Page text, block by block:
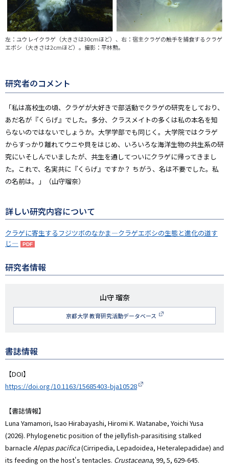
左：ユウレイクラゲ（大きさは30cmほど）、右：宿主クラゲの触手を捕食するクラゲ
エボシ（大きさは2cmほど）。撮影：平林勲。
研究者のコメント
「私は高校生の頃、クラゲが大好きで部活動でクラゲの研究をしており、
あだ名が『くらげ』でした。多分、クラスメイトの多くは私の本名を知
らないのではないでしょうか。大学学部でも同じく。大学院ではクラゲ
からすっかり離れてウニや貝をはじめ、いろいろな海洋生物の共生系の研
究にいそしんでいましたが、共生を通してついにクラゲに帰ってきまし
た。これで、名実共に『くらげ』ですか？ ちがう、名は不要でした。私
の名前は――。」（山守瑠奈）
詳しい研究内容について
クラゲに寄生するフジツボのなかま―クラゲエボシの生態と進化の道す
じ―
研究者情報
研
究
者
山守 瑠奈
京都大学 教育研究活動データベース
書誌情報
【DOI】
https://doi.org/10.1163/15685403-bja10528
【書誌情報】
Luna Yamamori, Isao Hirabayashi, Hiromi K. Watanabe, Yoichi Yusa
(2026). Phylogenetic position of the jellyfish-parasitising stalked
barnacle Alepas pacifica(Cirripedia, Lepadoidea, Heteralepadidae) and
its feeding on the host's tentacles. Crustaceana, 99, 5, 629-645.